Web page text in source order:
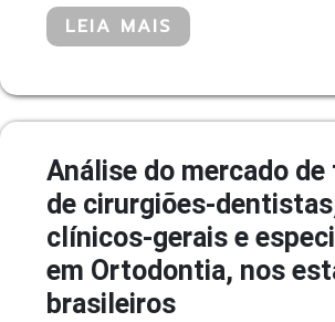
LEIA MAIS
Análise do mercado
de cirurgiões-
clínicos-gerais e
em Ortodontia, nos
brasileiros